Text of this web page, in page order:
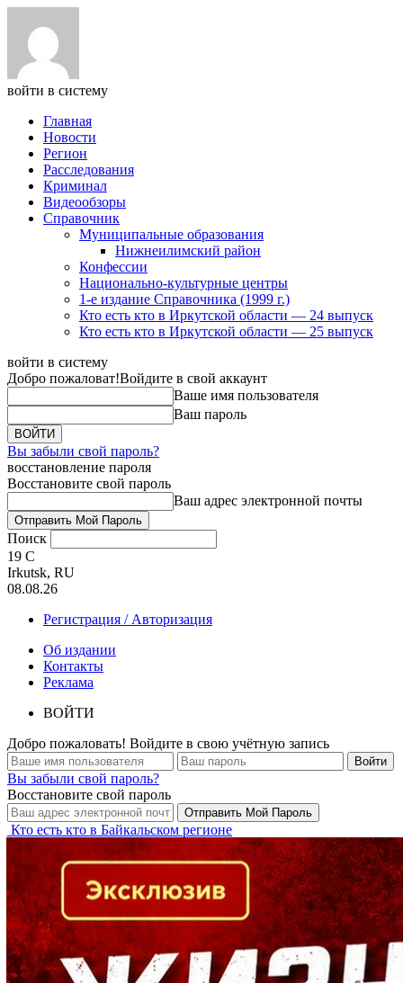
войти в систему
Главная
Новости
Регион
Расследования
Криминал
Видеообзоры
Справочник
Муниципальные образования
Нижнеилимский район
Конфессии
Национально-культурные центры
1-е издание Справочника (1999 г.)
Кто есть кто в Иркутской области — 24 выпуск
Кто есть кто в Иркутской области — 25 выпуск
войти в систему
Добро пожаловат!Войдите в свой аккаунт
Ваше имя пользователя
Ваш пароль
Вы забыли свой пароль?
восстановление пароля
Восстановите свой пароль
Ваш адрес электронной почты
Поиск
19 C
Irkutsk, RU
08.08.26
Регистрация / Авторизация
Об издании
Контакты
Реклама
ВОЙТИ
Добро пожаловать! Войдите в свою учётную запись
Вы забыли свой пароль?
Восстановите свой пароль
Кто есть кто в Байкальском регионе